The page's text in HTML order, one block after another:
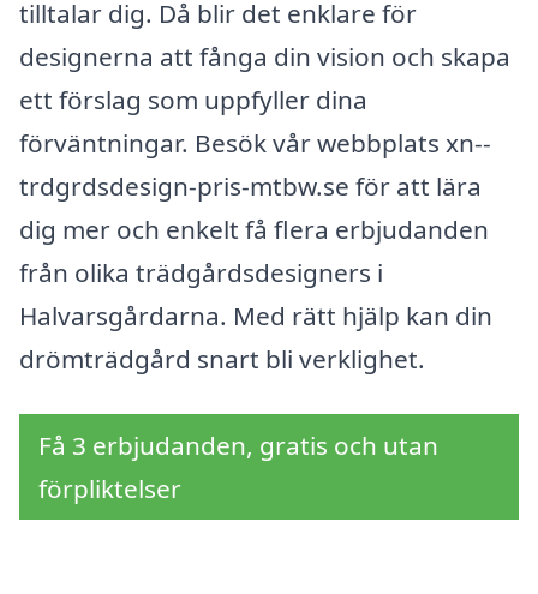
tilltalar dig. Då blir det enklare för
designerna att fånga din vision och skapa
ett förslag som uppfyller dina
förväntningar. Besök vår webbplats xn--
trdgrdsdesign-pris-mtbw.se för att lära
dig mer och enkelt få flera erbjudanden
från olika trädgårdsdesigners i
Halvarsgårdarna. Med rätt hjälp kan din
drömträdgård snart bli verklighet.
Få 3 erbjudanden, gratis och utan
förpliktelser